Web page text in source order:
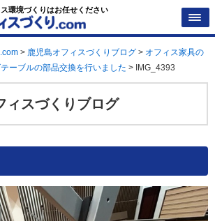
環境づくりはお任せください
> 鹿児島オフィスづくりブログ > オフィス家具の
ーブルの部品交換を行いました > IMG_4393
ィスづくりブログ